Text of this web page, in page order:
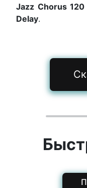
Jazz Chorus 120
Delay.